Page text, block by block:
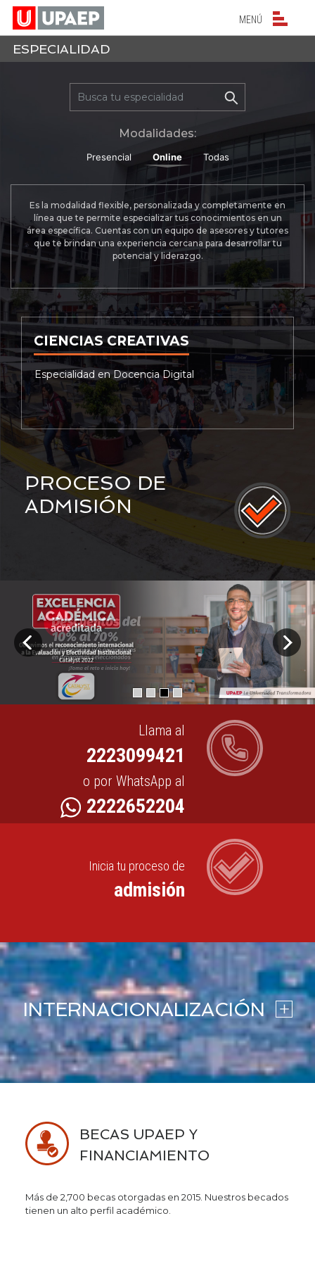
NAVEGACIÓN
MENÚ
ESPECIALIDAD
Modalidades:
Presencial Online Todas
Es la modalidad flexible, personalizada y completamente en
línea que te permite especializar tus conocimientos en un
área específica. Cuentas con un equipo de asesores y tutores
que te brindan una experiencia cercana para desarrollar tu
potencial y liderazgo.
CIENCIAS CREATIVAS
Especialidad en Docencia Digital
PROCESO DE
ADMISIÓN
Llama al
2223099421
o por WhatsApp al
2222652204
Inicia tu proceso de
admisión
INTERNACIONALIZACIÓN
BECAS UPAEP Y
FINANCIAMIENTO
Más de 2,700 becas otorgadas en 2015. Nuestros becados
tienen un alto perfil académico.